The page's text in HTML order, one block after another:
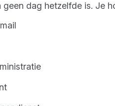
dag hetzelfde is. Je